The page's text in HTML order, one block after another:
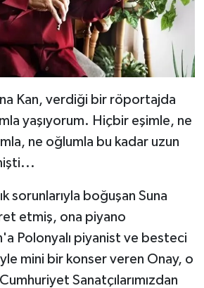
Kan, verdiği bir röportajda
yaşıyorum. Hiçbir eşimle, ne
ne oğlumla bu kadar uzun
sorunlarıyla boğuşan Suna
etmiş, ona piyano
Polonyalı piyanist ve besteci
mini bir konser veren Onay, o
Sanatçılarımızdan